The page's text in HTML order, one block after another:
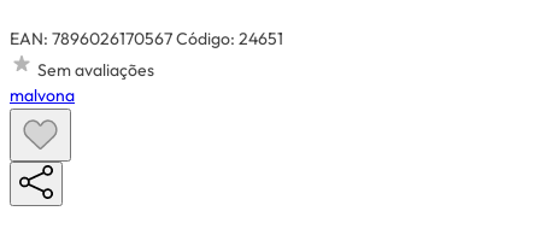
EAN: 7896026170567Código: 24651
Sem avaliações
malvona